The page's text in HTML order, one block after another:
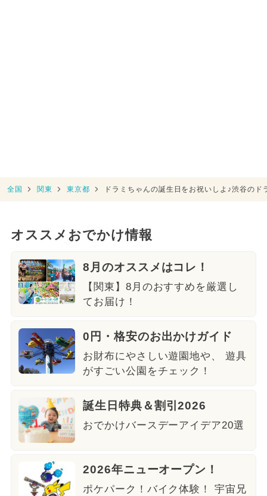
全国 関東 東京都 ドラミちゃんの誕生日をお祝いしよ♪渋谷の
オススメおでかけ情報
8月のオススメはコレ！
【関東】8月のおすすめを厳選し
てお届け！
0円・格安のお出かけガイド
お財布にやさしい遊園地や、 遊具
がすごい公園をチェック！
誕生日特典＆割引2026
おでかけバースデーアイデア20選
2026年ニューオープン！
ポケパーク！バイク体験！ 宇宙兄